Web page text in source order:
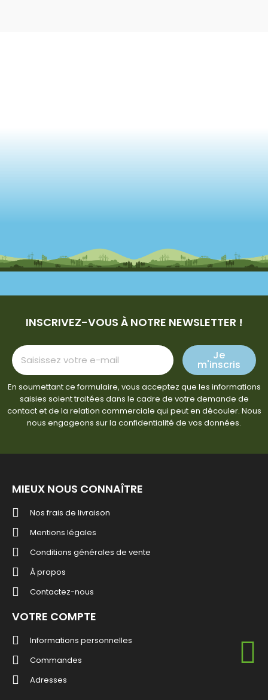
INSCRIVEZ-VOUS À NOTRE NEWSLETTER !
Je
m'inscris
En soumettant ce formulaire, vous acceptez que les informations
saisies soient traitées dans le cadre de votre demande de
contact et de la relation commerciale qui peut en découler. Nous
nous engageons sur la confidentialité de vos données.
MIEUX NOUS CONNAÎTRE
Nos frais de livraison
Mentions légales
Conditions générales de vente
À propos
Contactez-nous
VOTRE COMPTE
Informations personnelles
Commandes
Adresses